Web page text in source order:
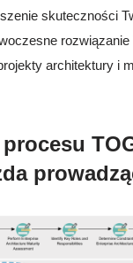
skuteczności
architektury i